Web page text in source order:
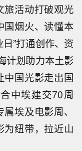
旅活动打破观光
国烟火、读懂本
”打通创作、资
计划助力本土影
中国光影走出国
中埃建交70周
埃及电影周、
为纽带，拉近山